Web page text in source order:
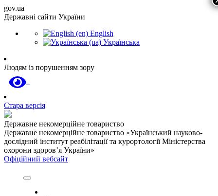
gov.ua
Державні сайти України
English
Українська
Людям із порушенням зору
Стара версія
Державне некомерційне товариство
Державне некомерційне товариство «Український науково-
дослідний інститут реабілітації та курортології Міністерства
охорони здоров’я України»
Офіційний вебсайт